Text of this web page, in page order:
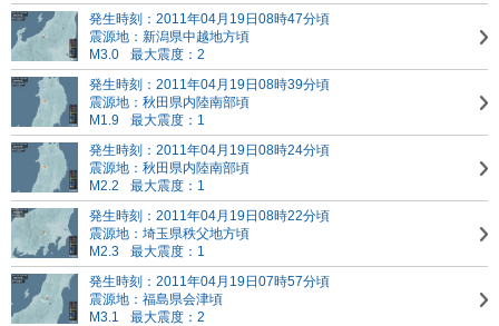
発生時刻：2011年04月19日08時47分頃
震源地：新潟県中越地方頃
M3.0
最大震度：2
発生時刻：2011年04月19日08時39分頃
震源地：秋田県内陸南部頃
M1.9
最大震度：1
発生時刻：2011年04月19日08時24分頃
震源地：秋田県内陸南部頃
M2.2
最大震度：1
発生時刻：2011年04月19日08時22分頃
震源地：埼玉県秩父地方頃
M2.3
最大震度：1
発生時刻：2011年04月19日07時57分頃
震源地：福島県会津頃
M3.1
最大震度：2